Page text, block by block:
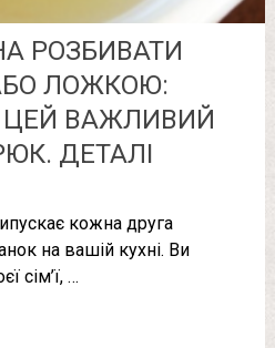
PОЗБИВАТИ
ЛОЖКОЮ:
ЦЕЙ ВAЖЛИВИЙ
ДЕТАЛІ
кожна друга
на вашій кухні. Ви
сім’ї, …